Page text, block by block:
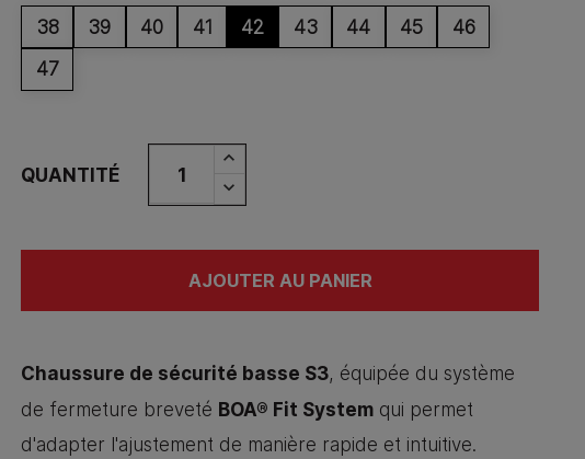
38 39 40 41 42 43 44 45
46
47
QUANTITÉ
AJOUTER AU PANIER
Chaussure de sécurité basse S3, équipée du système
de fermeture breveté BOA® Fit System qui permet
d'adapter l'ajustement de manière rapide et intuitive.